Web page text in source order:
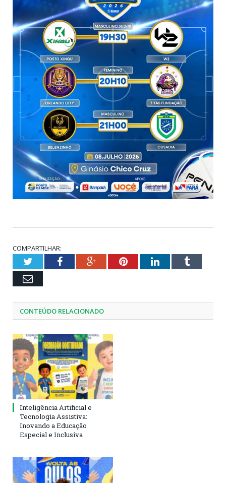
COMPARTILHAR:
TwitterFacebookGoogle+PinterestLinkedInTumblr
Email
CONTEÚDO RELACIONADO
Inteligência Artificial e
Tecnologia Assistiva:
Inovando a Educação
Especial e Inclusiva